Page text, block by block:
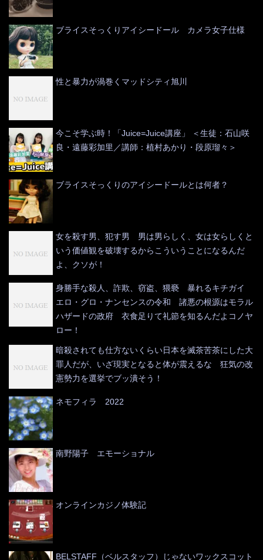
ブライスそっくりアイシードール カメラ女子仕様
性と暴力が渦巻くマッドシティ旭川
今こそ学ぶ時！「Juice=Juice講座」 ＜生徒：石山咲
良・遠藤彩加里／講師：植村あかり・段原瑠々＞
ブライスそっくりのアイシードールとは何者？
女を殺す男、犯す男 男は男らしく、女は女らしくと
いう価値観を破壊するからこういうことになるんだ
よ、クソが！
身勝手な殺人、詐欺、窃盗、猥褻 暴れるキチガイ
エロ・グロ・ナンセンスの令和 諸悪の根源はモラル
ハザードの政府 衣食足りて礼節を知るんだよコノヤ
ロー！
暗殺されても仕方ないくらい日本を滅茶苦茶にした大
罪人だが、いざ現実となると体が震えるな 狂気の改
憲勢力を選挙でブッ潰そう！
ネモフィラ 2022
南野陽子 エモーショナル
オンラインカジノ体験記
BELSTAFF（ベルスタッフ）じゃないワックスコット